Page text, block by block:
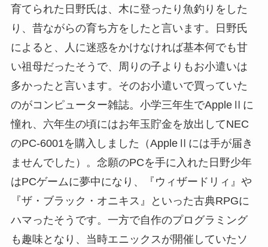
育てられた日野氏は、木に登ったり魚釣りをした
り、昔ながらの育ち方をしたと言います。日野氏
によると、人に迷惑をかけなければ基本何でも甘
い祖母だったそうで、周りの子よりもお小遣いは
多かったと言います。そのお小遣いで買っていた
のがコンピューター雑誌。小学三年生でAppleⅡに
憧れ、六年生の頃にはお年玉貯金を放出してNEC
のPC-6001を購入しました（AppleⅡには手が届き
ませんでした）。念願のPCを手に入れた日野少年
はPCゲームに夢中になり、『ウィザードリィ』や
『ザ・ブラック・オニキス』といった古典RPGに
ハマったそうです。一方で自作のプログラミング
も趣味となり、当時エニックスが開催していたソ